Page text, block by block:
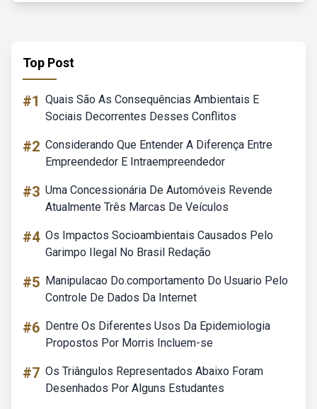
Top Post
#1 Quais São As Consequências Ambientais E
Sociais Decorrentes Desses Conflitos
#2 Considerando Que Entender A Diferença Entre
Empreendedor E Intraempreendedor
#3 Uma Concessionária De Automóveis Revende
Atualmente Três Marcas De Veículos
#4 Os Impactos Socioambientais Causados Pelo
Garimpo Ilegal No Brasil Redação
#5 Manipulacao Do.comportamento Do Usuario Pelo
Controle De Dados Da Internet
#6 Dentre Os Diferentes Usos Da Epidemiologia
Propostos Por Morris Incluem-se
#7 Os Triângulos Representados Abaixo Foram
Desenhados Por Alguns Estudantes